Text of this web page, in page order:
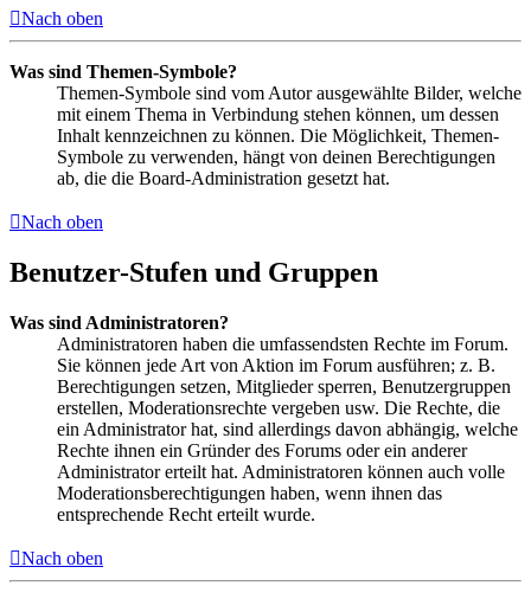
Nach oben
Was sind Themen-Symbole?
Themen-Symbole sind vom Autor ausgewählte Bilder, welche
mit einem Thema in Verbindung stehen können, um dessen
Inhalt kennzeichnen zu können. Die Möglichkeit, Themen-
Symbole zu verwenden, hängt von deinen Berechtigungen
ab, die die Board-Administration gesetzt hat.
Nach oben
Benutzer-Stufen und Gruppen
Was sind Administratoren?
Administratoren haben die umfassendsten Rechte im Forum.
Sie können jede Art von Aktion im Forum ausführen; z. B.
Berechtigungen setzen, Mitglieder sperren, Benutzergruppen
erstellen, Moderationsrechte vergeben usw. Die Rechte, die
ein Administrator hat, sind allerdings davon abhängig, welche
Rechte ihnen ein Gründer des Forums oder ein anderer
Administrator erteilt hat. Administratoren können auch volle
Moderationsberechtigungen haben, wenn ihnen das
entsprechende Recht erteilt wurde.
Nach oben